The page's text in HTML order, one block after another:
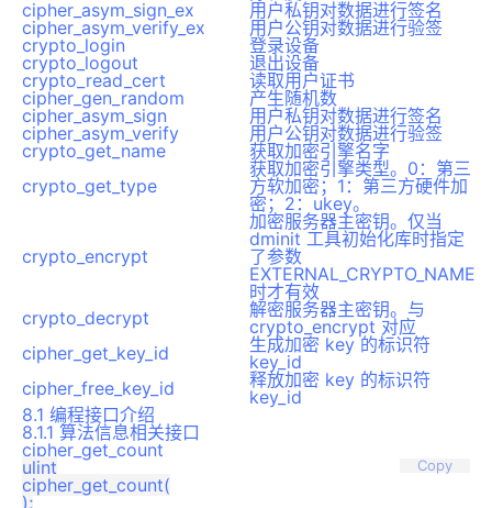
cipher_asym_sign_ex
用户私钥对数据进行签名
cipher_asym_verify_ex
用户公钥对数据进行验签
crypto_login
登录设备
crypto_logout
退出设备
crypto_read_cert
读取用户证书
cipher_gen_random
产生随机数
cipher_asym_sign
用户私钥对数据进行签名
cipher_asym_verify
用户公钥对数据进行验签
crypto_get_name
获取加密引擎名字
crypto_get_type
获取加密引擎类型。0：第三
方软加密；1：第三方硬件加
密；2：ukey。
crypto_encrypt
加密服务器主密钥。仅当
dminit 工具初始化库时指定
了参数
EXTERNAL_CRYPTO_NAME
时才有效
crypto_decrypt
解密服务器主密钥。与
crypto_encrypt 对应
cipher_get_key_id
生成加密 key 的标识符
key_id
cipher_free_key_id
释放加密 key 的标识符
key_id
8.1 编程接口介绍
8.1.1 算法信息相关接口
cipher_get_count
Copy
ulint
cipher_get_count(